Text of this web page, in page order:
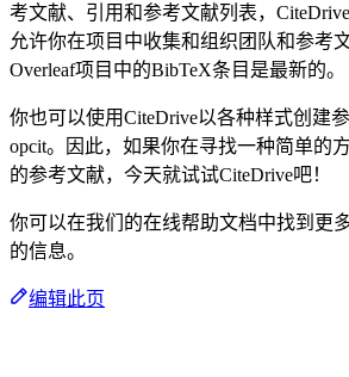
考文献、引用和参考文献列表，
允许你在项目中收集和组织团队和参考
Overleaf项目中的BibTeX条目是最新的。
你也可以使用CiteDrive以各种样式创建
opcit。因此，如果你在寻找一种简单的
的参考文献，今天就试试CiteDrive吧！
你可以在我们的在线帮助文档中找到更
的信息。
编辑此页